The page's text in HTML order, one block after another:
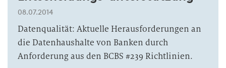
08.07.2014
Datenqualität: Aktuelle Herausforderungen an
die Datenhaushalte von Banken durch
Anforderung aus den BCBS #239 Richtlinien.